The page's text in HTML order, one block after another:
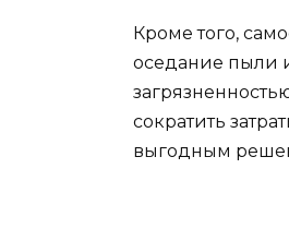
Кроме того,
оседание пыли
сократить
выгодным